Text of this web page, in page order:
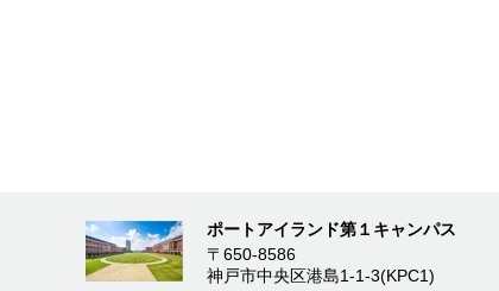
ポートアイランド第１キャンパス
〒650-8586
神戸市中央区港島1-1-3(KPC1)